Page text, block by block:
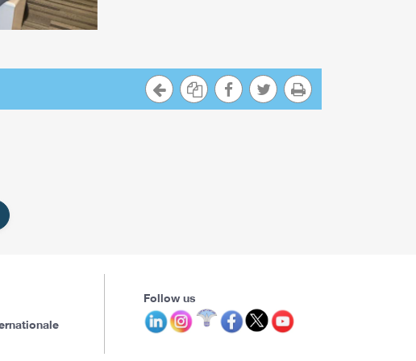
Follow us